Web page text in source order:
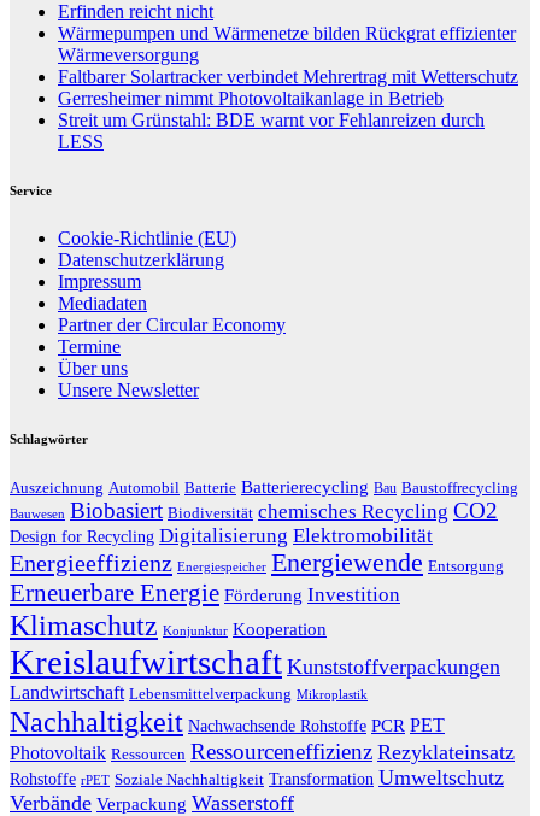
Erfinden reicht nicht
Wärmepumpen und Wärmenetze bilden Rückgrat effizienter
Wärmeversorgung
Faltbarer Solartracker verbindet Mehrertrag mit Wetterschutz
Gerresheimer nimmt Photovoltaikanlage in Betrieb
Streit um Grünstahl: BDE warnt vor Fehlanreizen durch
LESS
Service
Cookie-Richtlinie (EU)
Datenschutzerklärung
Impressum
Mediadaten
Partner der Circular Economy
Termine
Über uns
Unsere Newsletter
Schlagwörter
Auszeichnung Automobil Batterie Batterierecycling Bau Baustoffrecycling
Bauwesen Biobasiert Biodiversität chemisches Recycling CO2
Design for Recycling Digitalisierung Elektromobilität
Energieeffizienz Energiespeicher Energiewende Entsorgung
Erneuerbare Energie Förderung Investition
Klimaschutz Konjunktur Kooperation
Kreislaufwirtschaft Kunststoffverpackungen
Landwirtschaft Lebensmittelverpackung Mikroplastik
Nachhaltigkeit Nachwachsende Rohstoffe PCR PET
Photovoltaik Ressourcen Ressourceneffizienz Rezyklateinsatz
Rohstoffe rPET Soziale Nachhaltigkeit Transformation Umweltschutz
Verbände Verpackung Wasserstoff